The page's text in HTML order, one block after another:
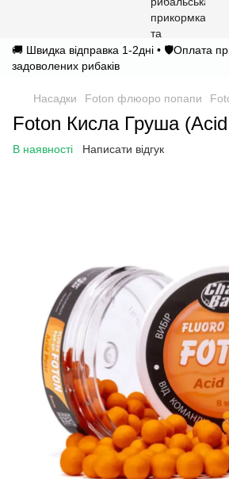
🚚 Швидка відправка 1-2дні • 🛡️Оплата
задоволених рибаків
Насадки Foton флюоро попапи
Foton Кисла Груша
В наявності Написати відгук